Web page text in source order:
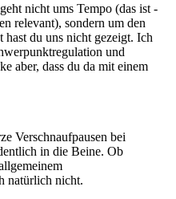
nicht ums Tempo (das ist -
relevant), sondern um den
hast du uns nicht gezeigt. Ich
und
aber, dass du da mit einem
Verschnaufpausen bei
in die Beine. Ob
natürlich nicht.